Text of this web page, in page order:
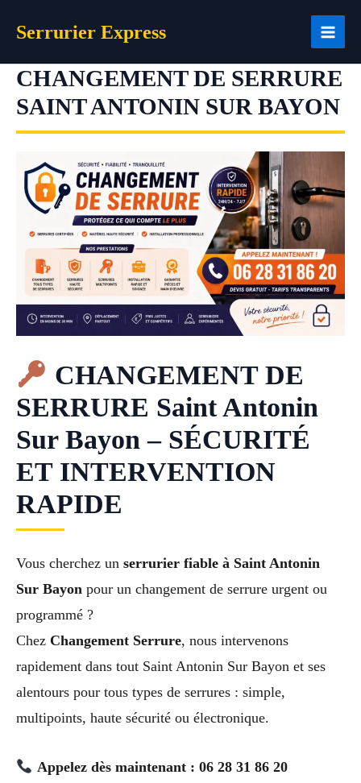
Serrurier Express
CHANGEMENT DE SERRURE
SAINT ANTONIN SUR BAYON
CHANGEMENT DE
SERRURE Saint Antonin
Sur Bayon – SÉCURITÉ
ET INTERVENTION
RAPIDE
Vous cherchez un serrurier fiable à Saint Antonin
Sur Bayon pour un changement de serrure urgent ou
programmé ?
Chez Changement Serrure, nous intervenons
rapidement dans tout Saint Antonin Sur Bayon et ses
alentours pour tous types de serrures : simple,
multipoints, haute sécurité ou électronique.
Appelez dès maintenant : 06 28 31 86 20